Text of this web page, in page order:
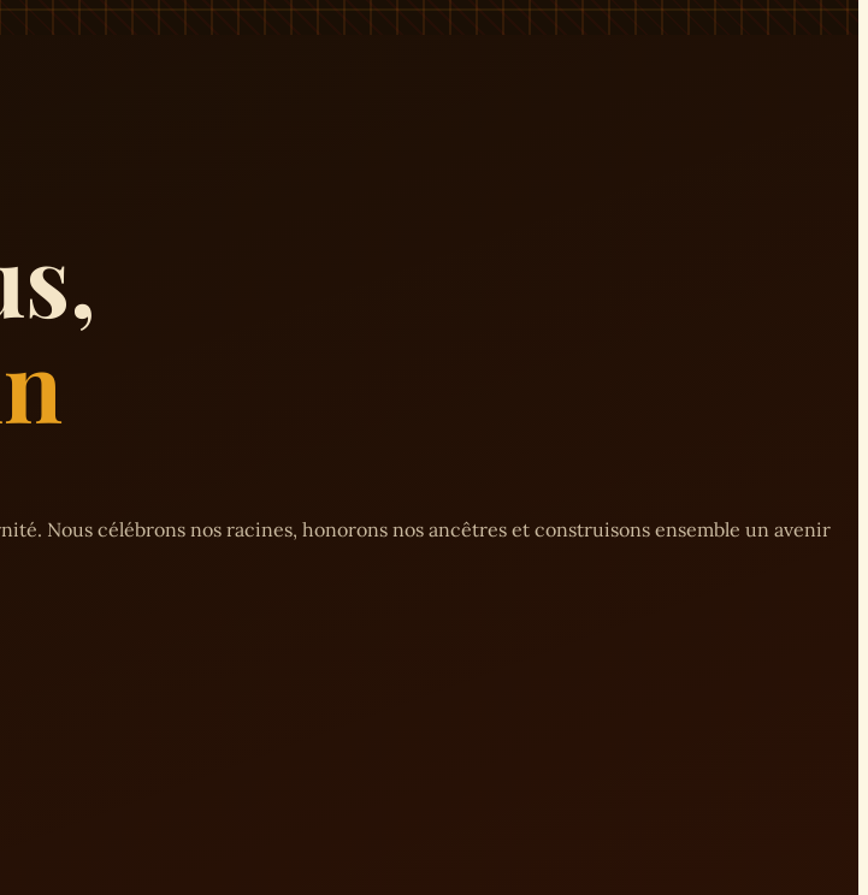
Nous célébrons nos racines, honorons nos ancêtres et construisons ensemble un avenir